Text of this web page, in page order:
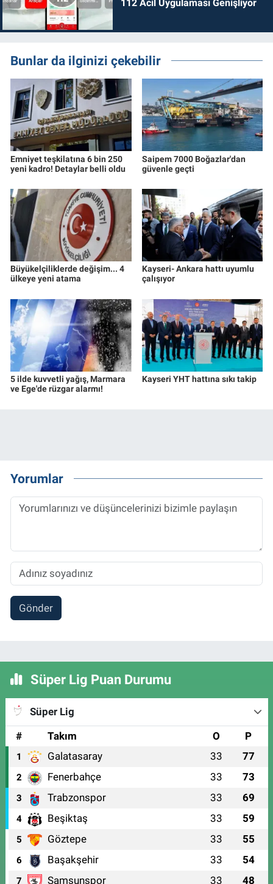
112 Acil Uygulaması Genişliyor
Bunlar da ilginizi çekebilir
Emniyet teşkilatına 6 bin 250
yeni kadro! Detaylar belli oldu
Saipem 7000 Boğazlar'dan
güvenle geçti
Büyükelçiliklerde değişim... 4
ülkeye yeni atama
Kayseri- Ankara hattı uyumlu
çalışıyor
5 ilde kuvvetli yağış, Marmara
ve Ege'de rüzgar alarmı!
Kayseri YHT hattına sıkı takip
Yorumlar
Gönder
Süper Lig Puan Durumu
Süper Lig
#
Takım O P
1 Galatasaray 33 77
2 Fenerbahçe 33 73
3 Trabzonspor 33 69
4 Beşiktaş 33 59
5 Göztepe 33 55
6 Başakşehir 33 54
7 Samsunspor 33 48